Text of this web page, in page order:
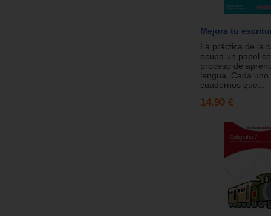
Mejora tu
La práctica de la
ocupa un papel
proceso de
lengua. Cada uno
cuadernos que...
14.90 €